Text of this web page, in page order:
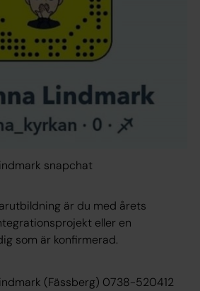
snapchat
är du med årets
eller en
som är konfirmerad.
(Fässberg) 0738-520412